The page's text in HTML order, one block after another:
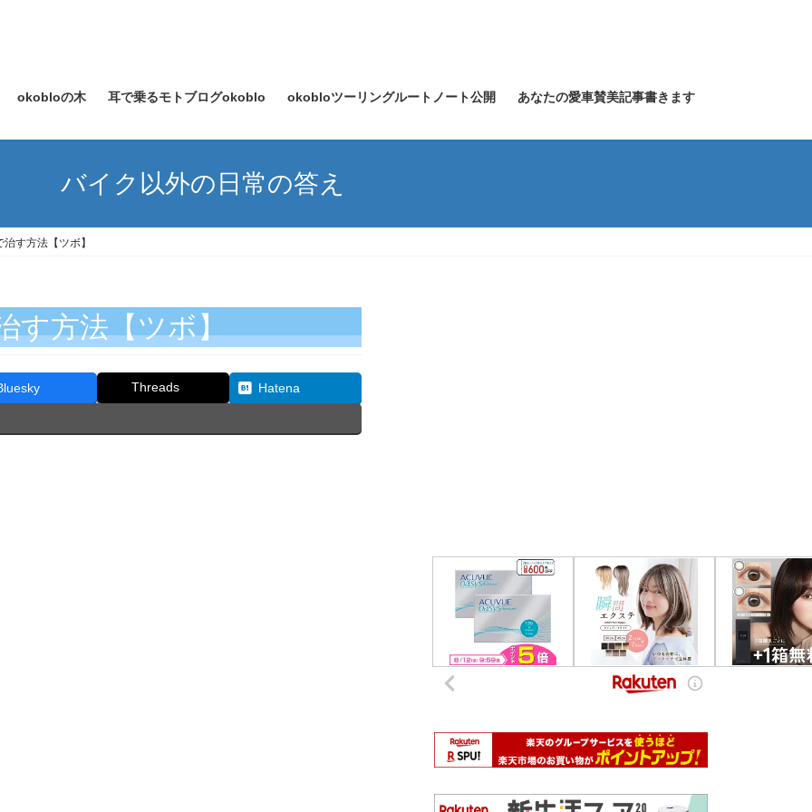
okobloの木 耳で乗るモトブログokoblo okobloツーリングルートノート公開 あなたの愛車賛美記事書きます
バイク以外の日常の答え
す方法【ツボ】
す方法【ツボ】
Threads Hatena